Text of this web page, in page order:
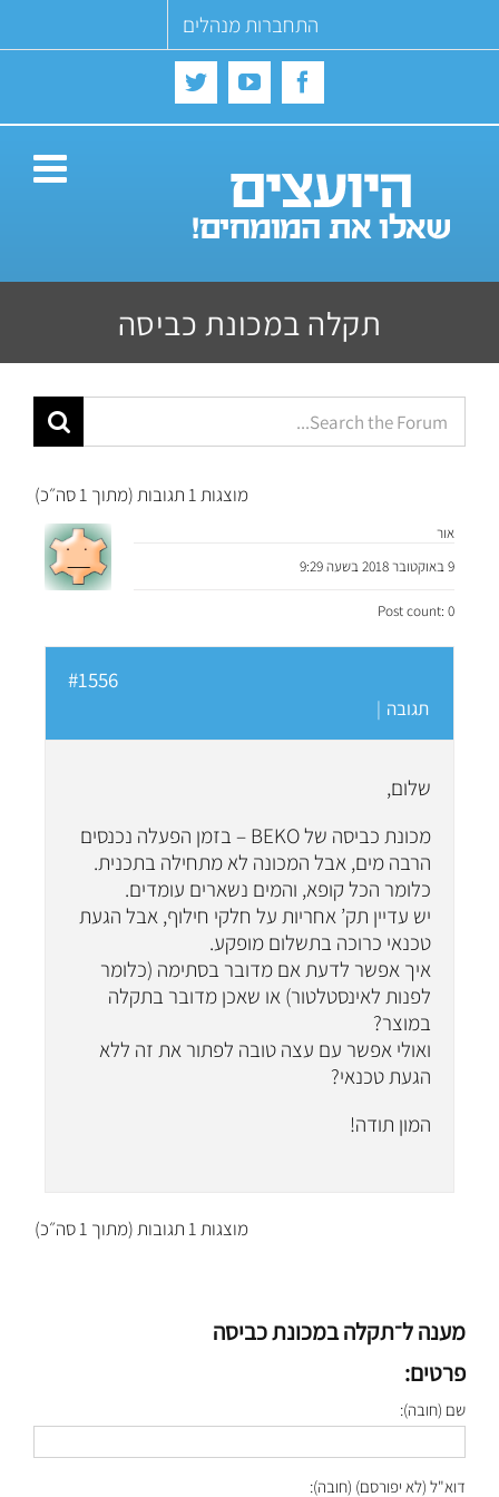
התחברות מנהלים
Facebook
YouTube
Twitter
תקלה במכונת כביסה
מוצגות 1 תגובות (מתוך 1 סה״כ)
אור
9 באוקטובר 2018 בשעה 9:29
Post count: 0
#1556
תגובה |
שלום,
מכונת כביסה של BEKO – בזמן הפעלה נכנסים
הרבה מים, אבל המכונה לא מתחילה בתכנית.
כלומר הכל קופא, והמים נשארים עומדים.
יש עדיין תק’ אחריות על חלקי חילוף, אבל הגעת
טכנאי כרוכה בתשלום מופקע.
איך אפשר לדעת אם מדובר בסתימה (כלומר
לפנות לאינסטלטור) או שאכן מדובר בתקלה
במוצר?
ואולי אפשר עם עצה טובה לפתור את זה ללא
הגעת טכנאי?
המון תודה!
מוצגות 1 תגובות (מתוך 1 סה״כ)
מענה ל־תקלה במכונת כביסה
פרטים:
שם (חובה):
דוא"ל (לא יפורסם) (חובה):